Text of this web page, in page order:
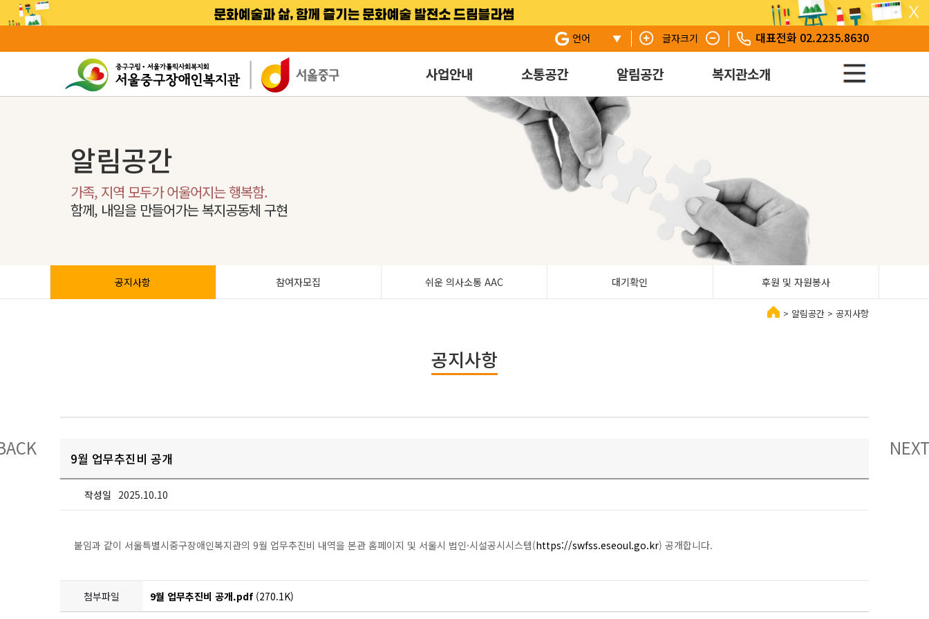
본문 바로 가기
서브 메뉴 바로가기
주 메뉴 바로 가기
언어 글자크기 대표전화 02.2235.8630
사업안내 소통공간 알림공간 복지관소개
알림공간
가족, 지역 모두가 어울어지는 행복함.
함께, 내일을 만들어가는 복지공동체 구현
공지사항 참여자모집 쉬운 의사소통 AAC 대기확인 후원 및 자원봉사
> 알림공간 > 공지사항
공지사항
9월 업무추진비 공개
작성일 2025.10.10
붙임과 같이 서울특별시중구장애인복지관의 9월 업무추진비 내역을 본관 홈페이지 및 서울시 법인·시설공시시스템(https://swfss.eseoul.go.kr) 공개합니다.
첨부파일 9월 업무추진비 공개.pdf (270.1K)